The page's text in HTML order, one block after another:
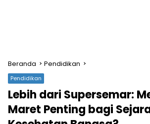
Beranda Pendidikan
Pendidikan
Lebih dari Supersemar:
Maret Penting bagi